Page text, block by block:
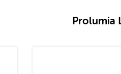
Prolumia